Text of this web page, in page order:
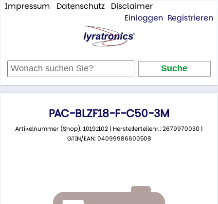
Impressum Datenschutz
Disclaimer
Einloggen Registrieren
PAC-BLZF18-F-C50-3M
Artikelnummer (Shop): 10191102 | Herstellerteilenr.: 2679970030 |
GTIN/EAN: 04099986600508